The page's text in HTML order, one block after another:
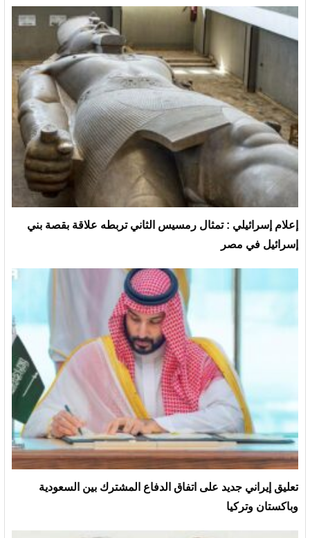
إعلام إسرائيلي : تمثال رمسيس الثاني تربطه علاقة بقصة بني
إسرائيل في مصر
تعليق إيراني جديد على اتفاق الدفاع المشترك بين السعودية
وباكستان وتركيا